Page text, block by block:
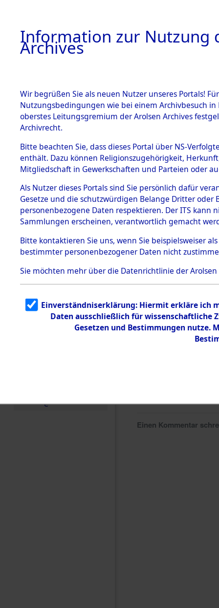
BESTÄNDE
1.
mente
5. Verschiedenes
5.3
Todesmärsche
5.3.1 Alliierte
Erhebungen
zu
Todesmärsch
en
5.3.2
g
5.3.3
Todesmärsch
e
Lübeck→
Einen Kommentar
Information zur Nutzung
Archives
Wir begrüßen Sie als neuen Nutzer unseres Portals!
Nutzungsbedingungen wie bei einem Archivbesuch
oberstes Leitungsgremium der Arolsen Archives
Archivrecht.
Bitte beachten Sie, dass dieses Portal über NS-
enthält. Dazu können Religionszugehörigkeit,
Mitgliedschaft in Gewerkschaften und Parteien oder
Als Nutzer dieses Portals sind Sie persönlich dafür
Gesetze und die schutzwürdigen Belange Dritter
personenbezogene Daten respektieren. Der ITS
Sammlungen erscheinen, verantwortlich gemacht
Bitte kontaktieren Sie uns, wenn Sie beispielsweiser
bestimmter personenbezogener Daten nicht
Sie möchten mehr über die Datenrichtlinie der Arolsen
Einverständniserklärung: Hiermit erkläre ich
Daten ausschließlich für wissenschaftliche
Gesetzen und Bestimmungen nutze.